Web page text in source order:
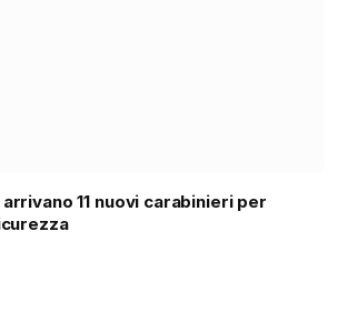
11 nuovi carabinieri per